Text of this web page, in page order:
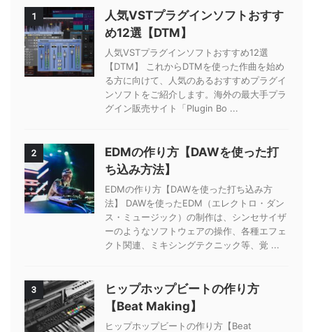
1
人気VSTプラグインソフトおすす
め12選【DTM】
人気VSTプラグインソフトおすすめ12選
【DTM】 これからDTMを使った作曲を始め
る方に向けて、人気のあるおすすめプラグイ
ンソフトをご紹介します。海外の最大手プラ
グイン販売サイト「Plugin Bo ...
2
EDMの作り方【DAWを使った打
ち込み方法】
EDMの作り方【DAWを使った打ち込み方
法】 DAWを使ったEDM（エレクトロ・ダン
ス・ミュージック）の制作は、シンセサイザ
ーのようなソフトウェアの操作、各種エフェ
クト関連、ミキシングテクニック等、覚 ...
3
ヒップホップビートの作り方
【Beat Making】
ヒップホップビートの作り方【Beat